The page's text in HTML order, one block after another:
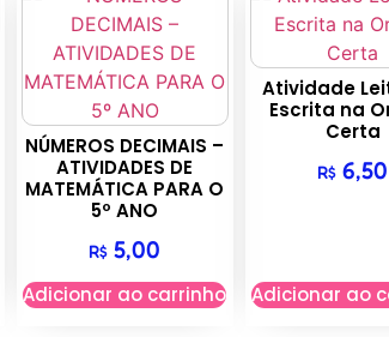
NÚMEROS DECIMAIS –
ATIVIDADES DE
MATEMÁTICA PARA O
5º ANO
R$ 5,00
Adicionar ao carrinho
Atividade
Escrita na
Certa
R$ 6,50
Adicionar ao